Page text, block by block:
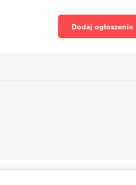
Dodaj ogłoszenie